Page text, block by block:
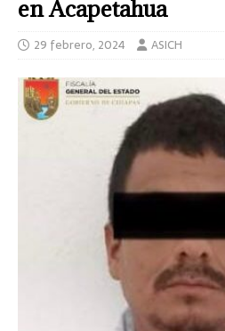
en Acapetahua
29 febrero, 2024 ASICH